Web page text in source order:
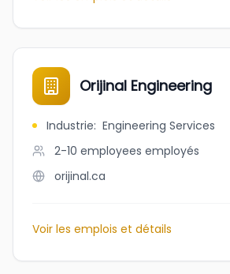
Orijinal Engineering
Industrie: Engineering Services
2-10 employees employés
orijinal.ca
Voir les emplois et détails